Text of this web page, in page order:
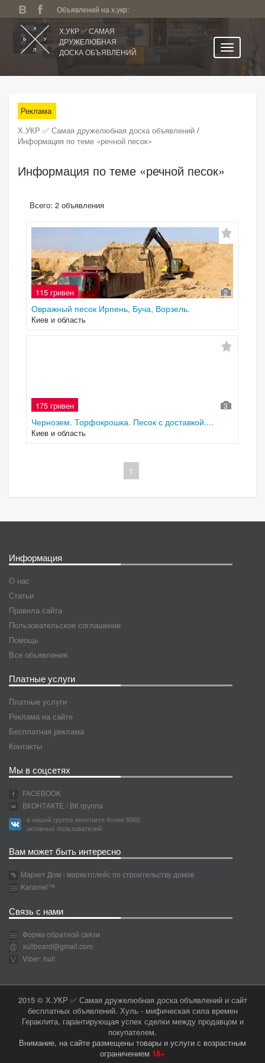
Объявлений на х.укр:
Х.УКР ✅ САМАЯ
ДРУЖЕЛЮБНАЯ
ДОСКА ОБЪЯВЛЕНИЙ
Все регионы
Категории
Избранное
Поиск по сайту
Реклама
Х.УКР ✅ Самая дружелюбная доска объявлений /
Информация по теме «речной песок»
Информация по теме «речной песок»
Всего: 2 объявления
115 гривен 2
Овражный песок Ирпень, Буча, Ворзель.
Киев и область
175 гривен 3
Чернозем. Торфокрошка. Песок с доставкой....
Киев и область
1
Информация
О нас
Статьи
Правила сайта
Пользовательское соглашение
Помощь
Все объявления
Платные услуги
Платные услуги
Реклама на сайте
Бесплатная реклама
Контакты
Мы в соцсетях
FACEBOOK
ВКОНТАКТЕ / ВК группа
в нашей группе вконтакте более 6000
активных пользователей
Вам может быть интересно
Маркет Дом - маркетплейс по строительству домов
Karamel™
Связь с нами
Форма обратной связи
xullboard@gmail.com
Viber: hull
2015 © Х.УКР ✅ Самая дружелюбная доска объявлений и сайт
бесплатных объявлений. Хуль - мифическая сила времен
Гераклита, гарантирующая успех сделки между продавцом и
покупателем.
Внимание, на сайте размещены товары и услуги с возрастным
ограничением 18+